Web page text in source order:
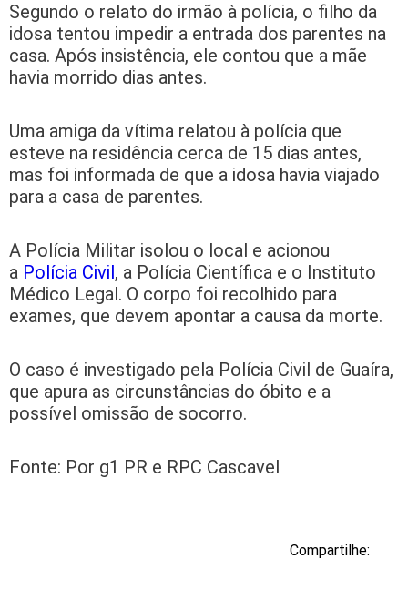
Segundo o relato do irmão à polícia, o filho da
idosa tentou impedir a entrada dos parentes na
casa. Após insistência, ele contou que a mãe
havia morrido dias antes.
Uma amiga da vítima relatou à polícia que
esteve na residência cerca de 15 dias antes,
mas foi informada de que a idosa havia viajado
para a casa de parentes.
A Polícia Militar isolou o local e acionou
a Polícia Civil, a Polícia Científica e o Instituto
Médico Legal. O corpo foi recolhido para
exames, que devem apontar a causa da morte.
O caso é investigado pela Polícia Civil de Guaíra,
que apura as circunstâncias do óbito e a
possível omissão de socorro.
Fonte: Por g1 PR e RPC Cascavel
Compartilhe: